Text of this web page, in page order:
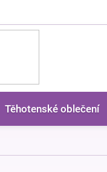
Těhotenské oblečení